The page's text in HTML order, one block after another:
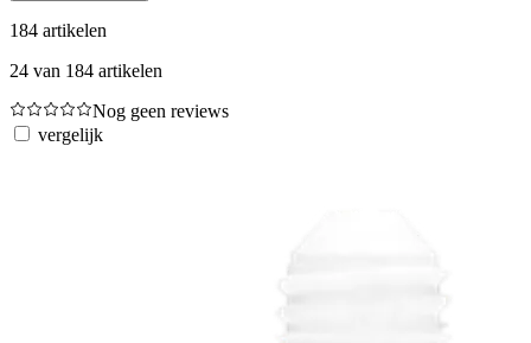
184 artikelen
24 van 184 artikelen
Nog geen reviews
vergelijk